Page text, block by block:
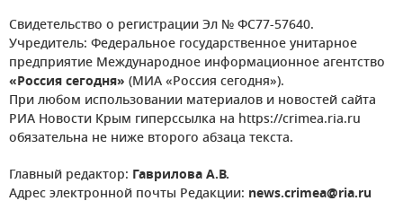
Свидетельство о регистрации Эл № ФС77-57640.
Учредитель: Федеральное государственное унитарное
предприятие Международное информационное агентство
«Россия сегодня» (МИА «Россия сегодня»).
При любом использовании материалов и новостей сайта
РИА Новости Крым гиперссылка на https://crimea.ria.ru
обязательна не ниже второго абзаца текста.
Главный редактор: Гаврилова А.В.
Адрес электронной почты Редакции: news.crimea@ria.ru